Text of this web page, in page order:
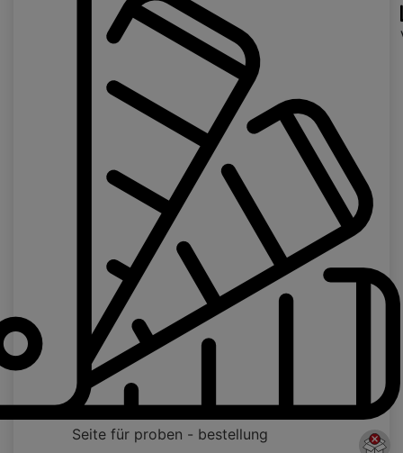
Seite für proben - bestellung